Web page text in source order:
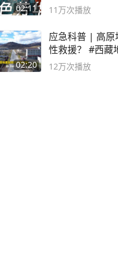
02:11 奸？
11万次播放
02:20
应急科普 | 高原
性救援？ #西藏
12万次播放